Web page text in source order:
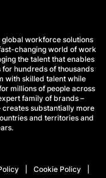
global workforce solutions
changing world of work
the talent that enables
hundreds of thousands
with skilled talent while
millions of people across
family of brands –
creates substantially more
and territories and
Cookie Policy